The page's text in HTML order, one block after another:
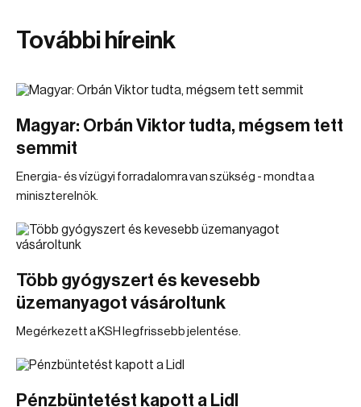
További híreink
Magyar: Orbán Viktor tudta, mégsem tett
semmit
Energia- és vízügyi forradalomra van szükség - mondta a
miniszterelnök.
Több gyógyszert és kevesebb
üzemanyagot vásároltunk
Megérkezett a KSH legfrissebb jelentése.
Pénzbüntetést kapott a Lidl